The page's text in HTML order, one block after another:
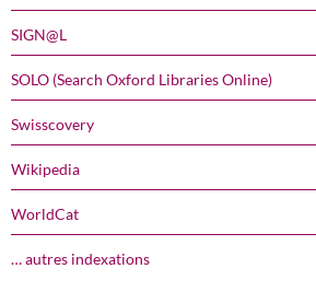
SIGN@L
SOLO (Search Oxford Libraries Online)
Swisscovery
Wikipedia
WorldCat
… autres indexations